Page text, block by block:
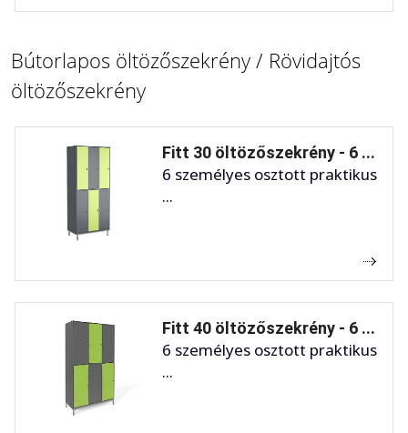
Bútorlapos öltözőszekrény / Rövidajtós
öltözőszekrény
Fitt 30 öltözőszekrény - 6 ...
6 személyes osztott praktikus
...
Fitt 40 öltözőszekrény - 6 ...
6 személyes osztott praktikus
...